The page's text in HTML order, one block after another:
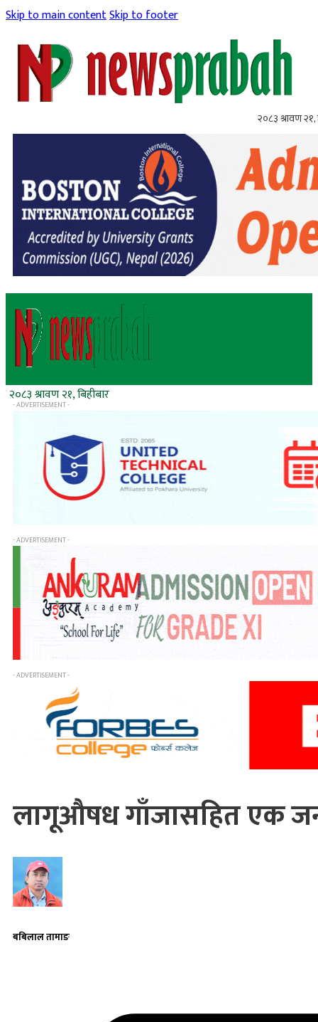
Skip to main contentSkip to footer
२०८३ श्रावण २१,
२०८३ श्रावण २१, बिहीबार
- ADVERTISEMENT -
- ADVERTISEMENT -
- ADVERTISEMENT -
लागूऔषध गाँजासहित एक
बबिलाल तामाङ